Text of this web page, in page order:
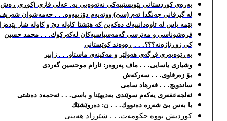
به‌ره‌ی كوردستانی پێویستییه‌كی نه‌ته‌وه‌یی یه‌. عه‌لی قازی (كوڕی
له‌ گیرفانی جه‌نگدا ئه‌م (سێ) ووته‌یه‌م دۆزییه‌وه‌. . . حه‌مه‌شوان
ئێمه‌ باس له‌ ئاوه‌دانییه‌ك ده‌كه‌ین كه‌ هێشتا كاوله‌ دێ و كاوله‌ شار
فره‌شوناسی و مه‌ترسی گه‌مه‌سیاسیه‌كان له‌كه‌ركوك. . . محمد حسین
كی زوڕناژه‌نه‌؟؟؟. . . ڕه‌وه‌ند كوێستانی
به‌ڕێوه‌به‌ری فڕگه‌ی هه‌ولێر و مه‌كینه‌ی ماستاو. . . زابیر
وشیاری یاسایی. . . ماف په‌روه‌ر: ئارام موحسین گه‌ردی
بۆ زه‌رقاوی. . . سه‌رکه‌ش
ساندویچ. . . فه‌رهاد سامی
ئه‌لجه‌عفه‌ری یه‌كه‌م سوێندی به‌دیهێنا و باسی. . . ئه‌حمه‌د ده‌شتی
با به‌س بێ شه‌ڕه‌ ده‌نووك. . . ن: ده‌روێشێك
كوردیش بووه‌ حكومه‌ت. . . شێرزاد هه‌ینی